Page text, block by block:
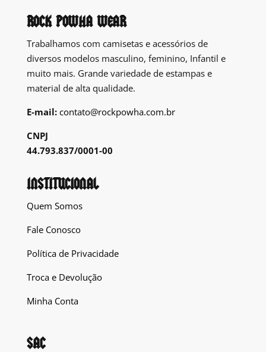
ROCK POWHA WEAR
Trabalhamos com camisetas e acessórios de
diversos modelos masculino, feminino, Infantil e
muito mais. Grande variedade de estampas e
material de alta qualidade.
E-mail: contato@rockpowha.com.br
CNPJ
44.793.837/0001-00
INSTITUCIONAL
Quem Somos
Fale Conosco
Política de Privacidade
Troca e Devolução
Minha Conta
SAC